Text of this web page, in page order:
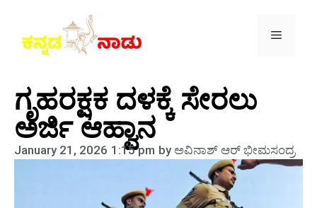
ಗೃಹರಕ್ಷಕ ದಳಕ್ಕೆ ಸೇರಲು
ಅರ್ಜಿ ಆಹ್ವಾನ
January 21, 2026 1:15 pm byಅವಿನಾಶ್‌ ಆರ್‌ ಭೀಮಸಂದ್ರ